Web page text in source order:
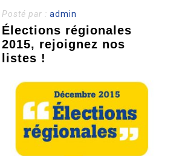
Posté par :admin
Élections régionales
2015, rejoignez nos
listes !